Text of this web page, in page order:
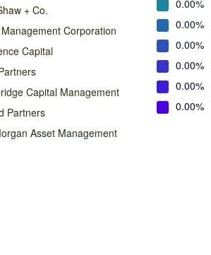
+ Co.
Corporation
Capital
Capital Management
Partners
Asset Management
0.00%
0.00%
0.00%
0.00%
0.00%
0.00%